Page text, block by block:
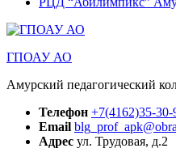
ГПОАУ АО
Амурский педагогический
Телефон +7(4162)35-30-
Email
Адрес ул. Трудовая, д.2